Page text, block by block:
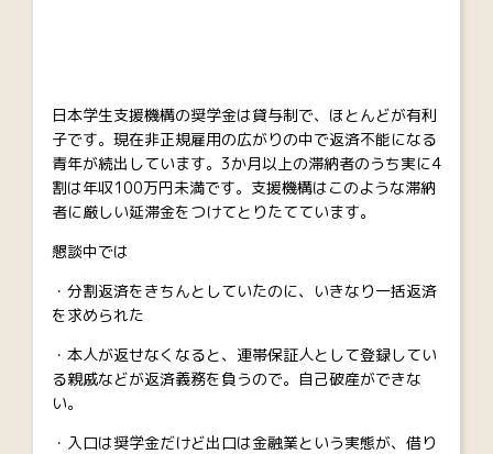
日本学生支援機構の奨学金は貸与制で、ほとんどが有利
子です。現在非正規雇用の広がりの中で返済不能になる
青年が続出しています。3か月以上の滞納者のうち実に4
割は年収100万円未満です。支援機構はこのような滞納
者に厳しい延滞金をつけてとりたてています。
懇談中では
・分割返済をきちんとしていたのに、いきなり一括返済
を求められた
・本人が返せなくなると、連帯保証人として登録してい
る親戚などが返済義務を負うので。自己破産ができな
い。
・入口は奨学金だけど出口は金融業という実態が、借り